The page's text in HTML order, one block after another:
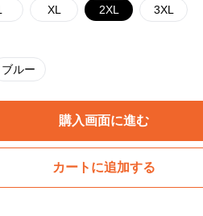
XL 2XL 3XL
ブルー
購入画面に進む
カートに追加する